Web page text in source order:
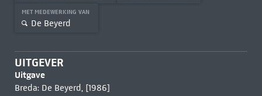
MET MEDEWERKING VAN
De Beyerd
UITGEVER
Uitgave
Breda: De Beyerd, [1986]